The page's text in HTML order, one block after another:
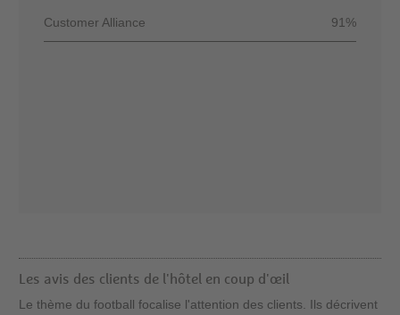
Customer Alliance 91%
Les avis des clients de l'hôtel en coup d'œil
Le thème du football focalise l'attention des clients. Ils décrivent